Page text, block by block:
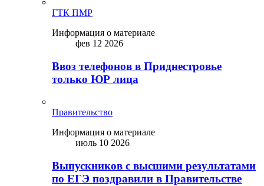
ГТК ПМР
Информация о материале
фев 12 2026
Ввоз телефонов в Приднестровье
только ЮР лица
Правительство
Информация о материале
июль 10 2026
Выпускников с высшими результатами
по ЕГЭ поздравили в Правительстве